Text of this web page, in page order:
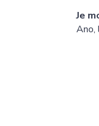
Je
Ano,